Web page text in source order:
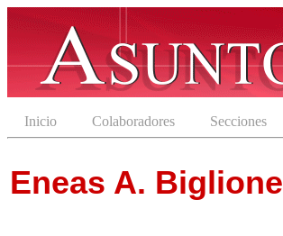
Inicio Colaboradores Secciones
Eneas A. Biglione